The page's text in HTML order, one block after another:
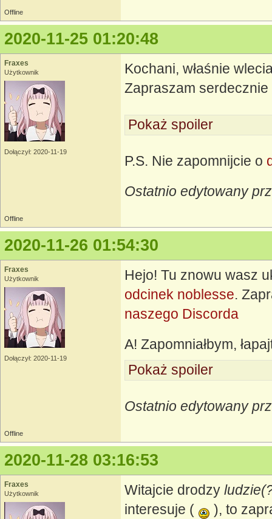
Offline
2020-11-25 01:20:48
Fraxes
Użytkownik
Dołączył: 2020-11-19
Kochani, właśnie
Zapraszam
Pokaż spoiler
P.S. Nie zapomnijcie o
Ostatnio edytowany
Offline
2020-11-26 01:54:30
Fraxes
Użytkownik
Dołączył: 2020-11-19
Hejo! Tu znowu wasz
odcinek noblesse.
naszego Discorda
A! Zapomniałbym,
Pokaż spoiler
Ostatnio edytowany
Offline
2020-11-28 03:16:53
Fraxes
Użytkownik Witajcie drodzy
interesuje (
), to